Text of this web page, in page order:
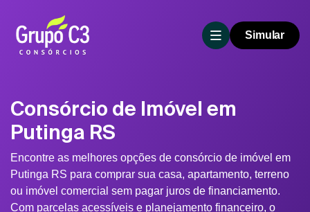
Simular
Consórcio de Imóvel em
Putinga RS
Encontre as melhores opções de consórcio de imóvel em
Putinga RS para comprar sua casa, apartamento, terreno
ou imóvel comercial sem pagar juros de financiamento.
Com parcelas acessíveis e planejamento financeiro, o